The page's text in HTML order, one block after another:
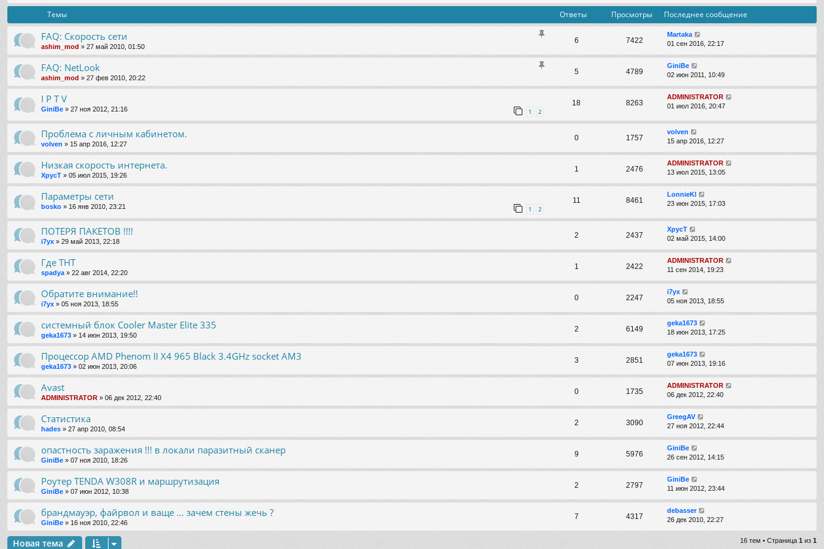
Темы Ответы Просмотры Последнее сообщение
FAQ: Скорость сети
ashim_mod » 27 май 2010, 01:50
6 7422
Martaka
01 сен 2016, 22:17
FAQ: NetLook
ashim_mod » 27 фев 2010, 20:22
5 4789
GiniBe
02 июн 2011, 10:49
I P T V
GiniBe » 27 ноя 2012, 21:16 1 2
18 8263
ADMINISTRATOR
01 июл 2016, 20:47
Проблема с личным кабинетом.
volven » 15 апр 2016, 12:27
0 1757
volven
15 апр 2016, 12:27
Низкая скорость интернета.
XpycT » 05 июл 2015, 19:26
1 2476
ADMINISTRATOR
13 июл 2015, 13:05
Параметры сети
bosko » 16 янв 2010, 23:21 1 2
11 8461
LonnieKl
23 июн 2015, 17:03
ПОТЕРЯ ПАКЕТОВ !!!!
i7yx » 29 май 2013, 22:18
2 2437
XpycT
02 май 2015, 14:00
Где ТНТ
spadya» 22 авг 2014, 22:20
1 2422
ADMINISTRATOR
11 сен 2014, 19:23
Обратите внимание!!
i7yx » 05 ноя 2013, 18:55
0 2247
i7yx
05 ноя 2013, 18:55
системный блок Cooler Master Elite 335
geka1673 » 14 июн 2013, 19:50
2 6149
geka1673
18 июн 2013, 17:25
Процессор AMD Phenom II X4 965 Black 3.4GHz socket AM3
geka1673 » 02 июн 2013, 20:06
3 2851
geka1673
07 июн 2013, 19:16
Avast
ADMINISTRATOR » 06 дек 2012, 22:40
0 1735
ADMINISTRATOR
06 дек 2012, 22:40
Статистика
hades » 27 апр 2010, 08:54
2 3090
GreegAV
27 ноя 2012, 22:44
опастность заражения !!! в локали паразитный сканер
GiniBe » 07 ноя 2010, 18:26
9 5976
GiniBe
26 сен 2012, 14:15
Роутер TENDA W308R и маршрутизация
GiniBe » 07 июн 2012, 10:38
2 2797
GiniBe
11 июн 2012, 23:44
брандмауэр, файрвол и ваще ... зачем стены жечь ?
GiniBe » 16 ноя 2010, 22:46
7 4317
debasser
26 дек 2010, 22:27
Новая тема 16 тем • Страница 1 из 1